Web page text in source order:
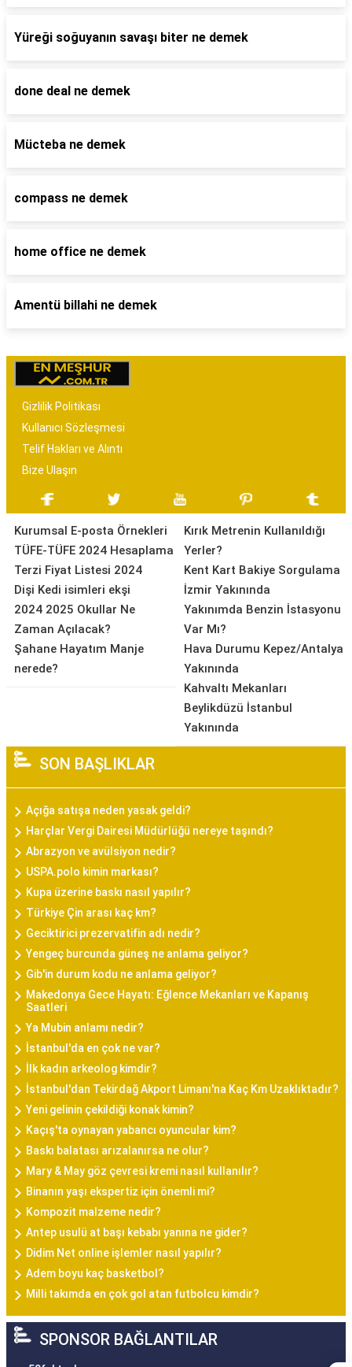
Yüreği soğuyanın savaşı biter ne demek
done deal ne demek
Mücteba ne demek
compass ne demek
home office ne demek
Amentü billahi ne demek
Gizlilik Politikası
Kullanıcı Sözleşmesi
Telif Hakları ve Alıntı
Bize Ulaşın
Kurumsal E-posta Örnekleri
TÜFE-TÜFE 2024 Hesaplama
Terzi Fiyat Listesi 2024
Dişi Kedi isimleri ekşi
2024 2025 Okullar Ne
Zaman Açılacak?
Şahane Hayatım Manje
nerede?
Kırık Metrenin Kullanıldığı
Yerler?
Kent Kart Bakiye Sorgulama
İzmir Yakınında
Yakınımda Benzin İstasyonu
Var Mı?
Hava Durumu Kepez/Antalya
Yakınında
Kahvaltı Mekanları
Beylikdüzü İstanbul
Yakınında
SON BAŞLIKLAR
Açığa satışa neden yasak geldi?
Harçlar Vergi Dairesi Müdürlüğü nereye taşındı?
Abrazyon ve avülsiyon nedir?
USPA.polo kimin markası?
Kupa üzerine baskı nasıl yapılır?
Türkiye Çin arası kaç km?
Geciktirici prezervatifin adı nedir?
Yengeç burcunda güneş ne anlama geliyor?
Gib'in durum kodu ne anlama geliyor?
Makedonya Gece Hayatı: Eğlence Mekanları ve Kapanış
Saatleri
Ya Mubin anlamı nedir?
İstanbul'da en çok ne var?
İlk kadın arkeolog kimdir?
İstanbul'dan Tekirdağ Akport Limanı'na Kaç Km Uzaklıktadır?
Yeni gelinin çekildiği konak kimin?
Kaçış'ta oynayan yabancı oyuncular kim?
Baskı balatası arızalanırsa ne olur?
Mary & May göz çevresi kremi nasıl kullanılır?
Binanın yaşı ekspertiz için önemli mi?
Kompozit malzeme nedir?
Antep usulü at başı kebabı yanına ne gider?
Didim Net online işlemler nasıl yapılır?
Adem boyu kaç basketbol?
Milli takımda en çok gol atan futbolcu kimdir?
SPONSOR BAĞLANTILAR